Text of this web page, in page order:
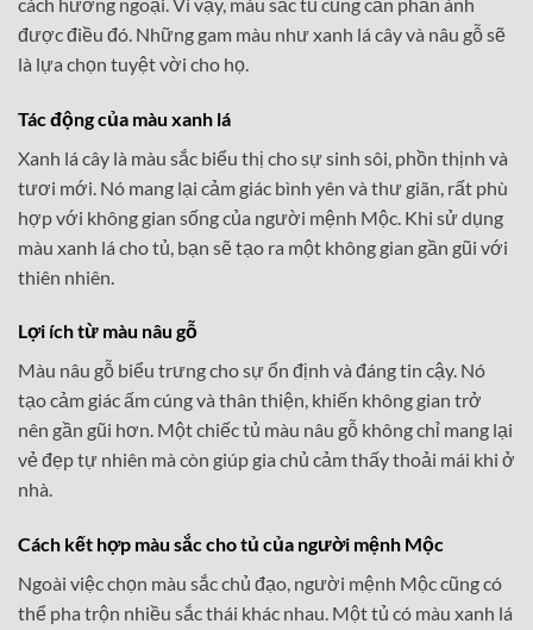
được điều đó. Những gam màu như xanh lá cây và nâu gỗ sẽ
là lựa chọn tuyệt vời cho họ.
Tác động của màu xanh lá
Xanh lá cây là màu sắc biểu thị cho sự sinh sôi, phồn thịnh và
tươi mới. Nó mang lại cảm giác bình yên và thư giãn, rất phù
hợp với không gian sống của người mệnh Mộc. Khi sử dụng
màu xanh lá cho tủ, bạn sẽ tạo ra một không gian gần gũi với
thiên nhiên.
Lợi ích từ màu nâu gỗ
Màu nâu gỗ biểu trưng cho sự ổn định và đáng tin cậy. Nó
tạo cảm giác ấm cúng và thân thiện, khiến không gian trở
nên gần gũi hơn. Một chiếc tủ màu nâu gỗ không chỉ mang lại
vẻ đẹp tự nhiên mà còn giúp gia chủ cảm thấy thoải mái khi ở
nhà.
Cách kết hợp màu sắc cho tủ của người mệnh Mộc
Ngoài việc chọn màu sắc chủ đạo, người mệnh Mộc cũng có
thể pha trộn nhiều sắc thái khác nhau. Một tủ có màu xanh lá